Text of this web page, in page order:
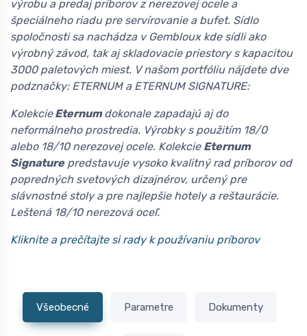
výrobu a predaj príborov z nerezovej ocele a
špeciálneho riadu pre servírovanie a bufet. Sídlo
spoločnosti sa nachádza v Gembloux kde sídli ako
výrobný závod, tak aj skladovacie priestory s kapacitou
3000 paletových miest. V našom portfóliu nájdete dve
podznačky: ETERNUM a ETERNUM SIGNATURE:
KolekcieEternumdokonale zapadajú aj do
neformálneho prostredia. Výrobky s použitím 18/0
alebo 18/10 nerezovej ocele. Kolekcie Eternum
Signaturepredstavuje vysoko kvalitný rad príborov od
popredných svetových dizajnérov, určený pre
slávnostné stoly a pre najlepšie hotely a reštaurácie.
Leštená 18/10 nerezová oceľ.
Kliknite a prečítajte si rady k používaniu príborov
Všeobecné Parametre Dokumenty